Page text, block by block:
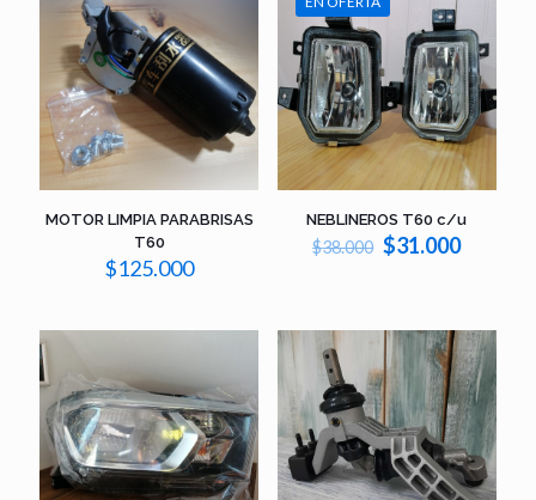
MOTOR LIMPIA PARABRISAS
T60
$125.000
NEBLINEROS T60 c/u
$38.000 El
$38.000.
$31.000El